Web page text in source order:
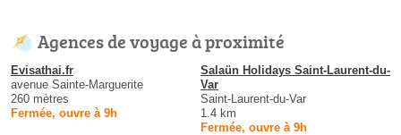
Agences de voyage à proximité
Evisathai.fr
avenue Sainte-Marguerite
260 mètres
Fermée, ouvre à 9h
Salaün Holidays Saint-Laurent-du-
Var
Saint-Laurent-du-Var
1.4 km
Fermée, ouvre à 9h